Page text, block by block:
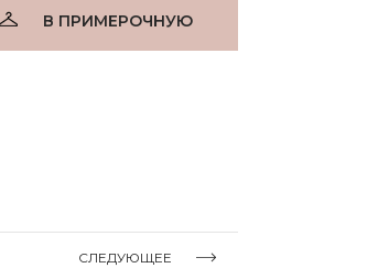
В ПРИМЕРОЧНУЮ
СЛЕДУЮЩЕЕ